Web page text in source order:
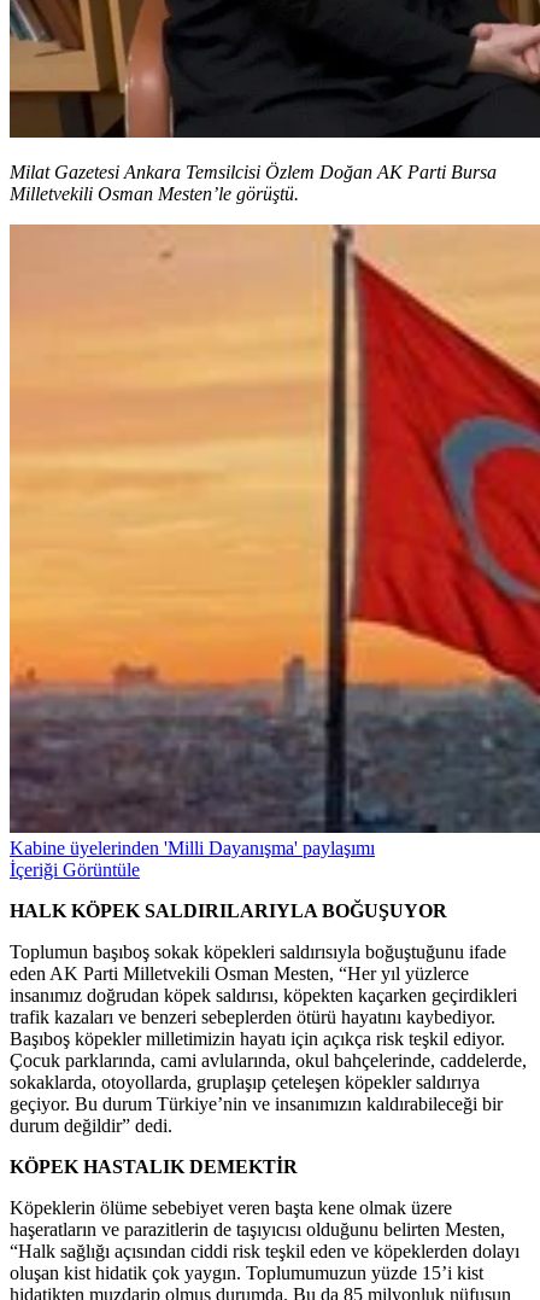
Milat Gazetesi Ankara Temsilcisi Özlem Doğan AK Parti Bursa
Milletvekili Osman Mesten’le görüştü.
Kabine üyelerinden 'Milli Dayanışma' paylaşımı
İçeriği Görüntüle
HALK KÖPEK SALDIRILARIYLA BOĞUŞUYOR
Toplumun başıboş sokak köpekleri saldırısıyla boğuştuğunu ifade
eden AK Parti Milletvekili Osman Mesten, “Her yıl yüzlerce
insanımız doğrudan köpek saldırısı, köpekten kaçarken geçirdikleri
trafik kazaları ve benzeri sebeplerden ötürü hayatını kaybediyor.
Başıboş köpekler milletimizin hayatı için açıkça risk teşkil ediyor.
Çocuk parklarında, cami avlularında, okul bahçelerinde, caddelerde,
sokaklarda, otoyollarda, gruplaşıp çeteleşen köpekler saldırıya
geçiyor. Bu durum Türkiye’nin ve insanımızın kaldırabileceği bir
durum değildir” dedi.
KÖPEK HASTALIK DEMEKTİR
Köpeklerin ölüme sebebiyet veren başta kene olmak üzere
haşeratların ve parazitlerin de taşıyıcısı olduğunu belirten Mesten,
“Halk sağlığı açısından ciddi risk teşkil eden ve köpeklerden dolayı
oluşan kist hidatik çok yaygın. Toplumumuzun yüzde 15’i kist
hidatikten muzdarip olmuş durumda. Bu da 85 milyonluk nüfusun